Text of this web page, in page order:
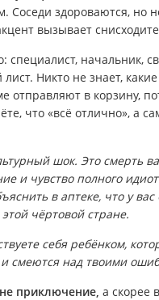
Соседи здороваются, но
вызывает
специалист, начальник,
Никто не знает,
отправляют в корзину,
что «всё отлично», а
шок. Это
и чувство полного
в аптеке, что у
чёртовой стране.
себя ребёнком,
смеются над твоими
приключение, а скорее